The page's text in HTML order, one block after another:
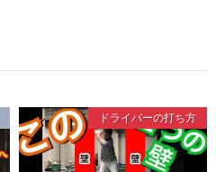
ドライバーの打ち方